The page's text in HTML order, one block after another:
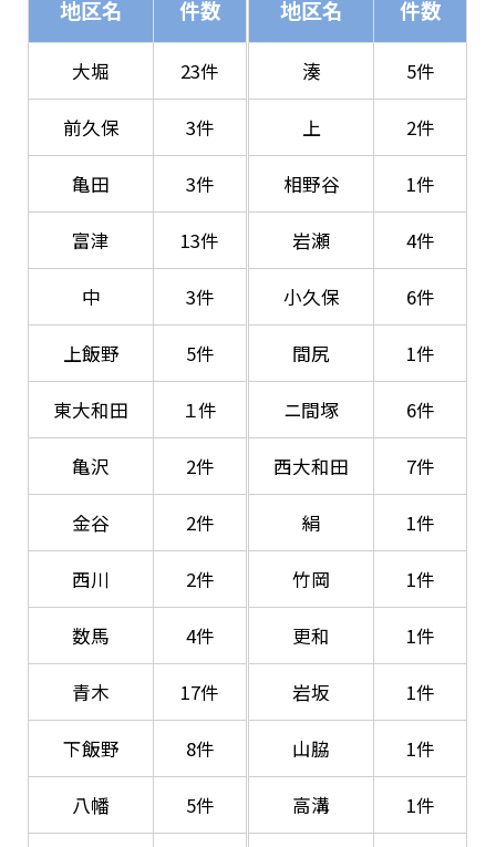
地区名 件数
大堀 23件
前久保 3件
亀田 3件
富津 13件
中 3件
上飯野 5件
東大和田 １件
亀沢 2件
金谷 2件
西川 2件
数馬 4件
青木 17件
下飯野 8件
八幡 5件
地区名 件数
湊 5件
上 2件
相野谷 1件
岩瀬 4件
小久保 6件
間尻 1件
ニ間塚 6件
西大和田 7件
絹 1件
竹岡 1件
更和 1件
岩坂 1件
山脇 1件
高溝 1件